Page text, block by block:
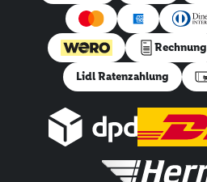
Rechnung
Lidl Ratenzahlung